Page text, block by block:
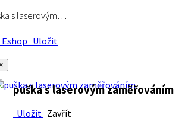
s laserovým…
Uložit
puška s laserovým zaměřováním
Uložit Zavřít